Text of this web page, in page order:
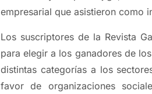
empresarial que asistieron como
Los suscriptores de la Revista
para elegir a los ganadores de
distintas categorías a los
favor de organizaciones